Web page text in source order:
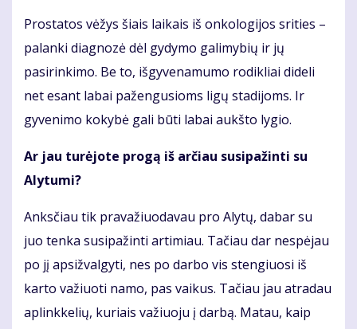
Prostatos vėžys šiais laikais iš onkologijos srities –
palanki diagnozė dėl gydymo galimybių ir jų
pasirinkimo. Be to, išgyvenamumo rodikliai dideli
net esant labai pažengusioms ligų stadijoms. Ir
gyvenimo kokybė gali būti labai aukšto lygio.
Ar jau turėjote progą iš arčiau susipažinti su
Alytumi?
Anksčiau tik pravažiuodavau pro Alytų, dabar su
juo tenka susipažinti artimiau. Tačiau dar nespėjau
po jį apsižvalgyti, nes po darbo vis stengiuosi iš
karto važiuoti namo, pas vaikus. Tačiau jau atradau
aplinkkelių, kuriais važiuoju į darbą. Matau, kaip